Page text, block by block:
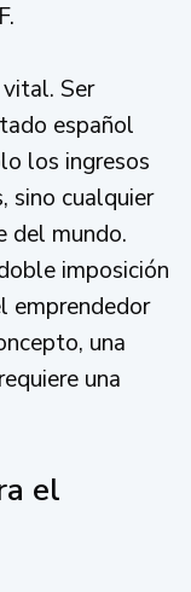
Ser
español
los ingresos
sino cualquier
del mundo.
imposición
emprendedor
una
una
el